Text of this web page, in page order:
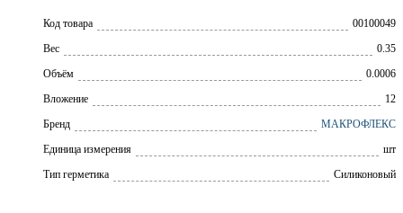
Код товара
00100049
Вес
0.35
Объём
0.0006
Вложение
12
Бренд
МАКРОФЛЕКС
Единица измерения
шт
Тип герметика
Силиконовый